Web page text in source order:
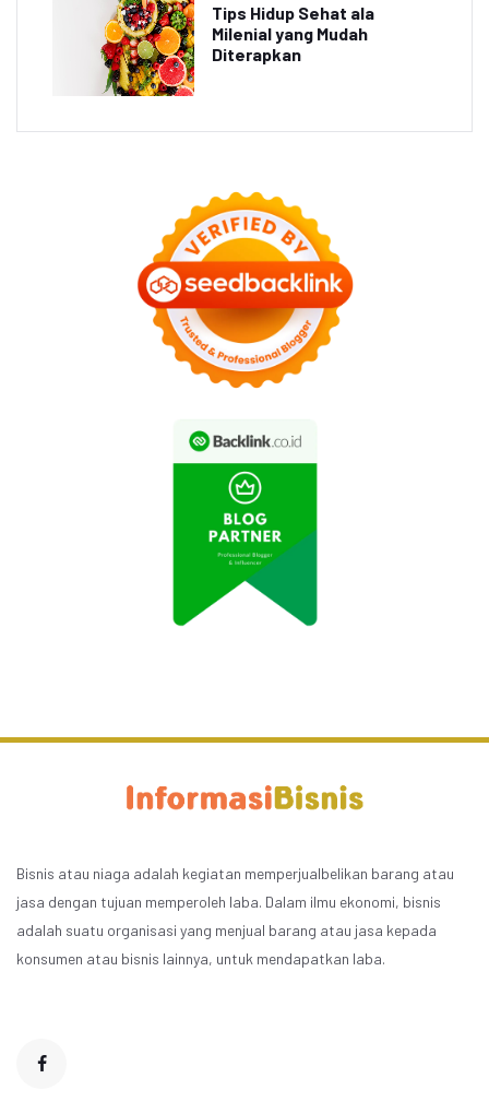
Tips Hidup Sehat ala
Milenial yang Mudah
Diterapkan
Bisnis atau niaga adalah kegiatan memperjualbelikan barang atau
jasa dengan tujuan memperoleh laba. Dalam ilmu ekonomi, bisnis
adalah suatu organisasi yang menjual barang atau jasa kepada
konsumen atau bisnis lainnya, untuk mendapatkan laba.